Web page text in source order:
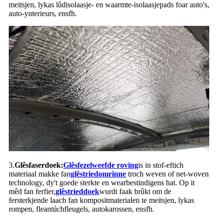
meitsjen, lykas lûdisolaasje- en waarmte-isolaasjepads foar auto's,
auto-ynterieurs, ensfh.
3.Glêsfaserdoek:Glêsfezelweefde rovingis in stof-eftich
materiaal makke fanglêstriedomrinne troch weven of net-woven
technology, dy't goede sterkte en wearbestindigens hat. Op it
mêd fan ferfier,glêstrieddoekwurdt faak brûkt om de
fersterkjende laach fan kompositmaterialen te meitsjen, lykas
rompen, fleantúchfleugels, autokarossen, ensfh.